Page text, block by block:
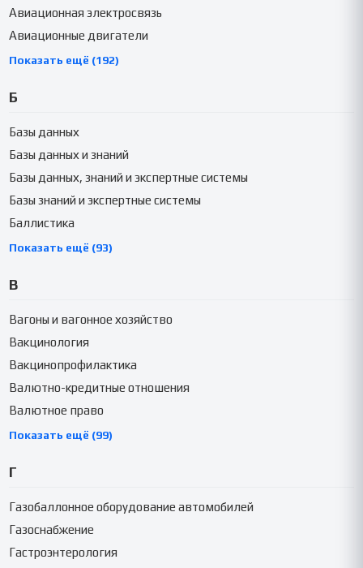
Авиационная электросвязь
Авиационные двигатели
Показать ещё (192)
Б
Базы данных
Базы данных и знаний
Базы данных, знаний и экспертные системы
Базы знаний и экспертные системы
Баллистика
Показать ещё (93)
В
Вагоны и вагонное хозяйство
Вакцинология
Вакцинопрофилактика
Валютно-кредитные отношения
Валютное право
Показать ещё (99)
Г
Газобаллонное оборудование автомобилей
Газоснабжение
Гастроэнтерология